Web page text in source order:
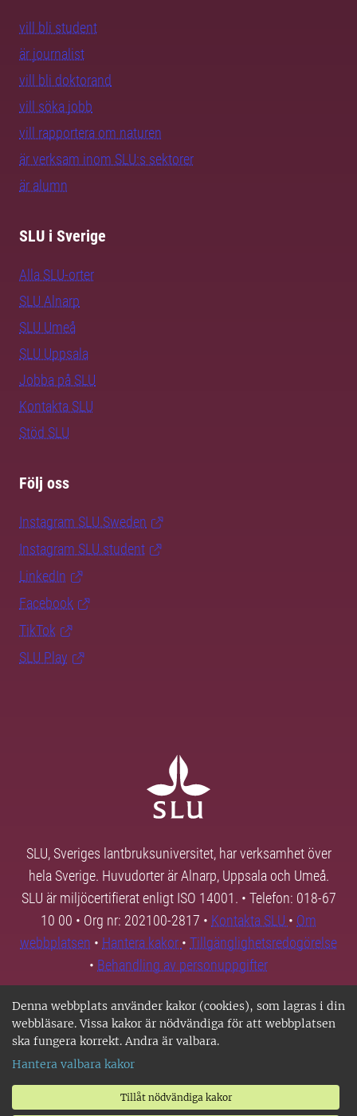
Denna webbplats använder kakor (cookies), som lagras i din
webbläsare. Vissa kakor är nödvändiga för att webbplatsen
ska fungera korrekt. Andra är valbara.
Hantera valbara kakor
Tillåt nödvändiga kakor
vill bli student
är journalist
vill bli doktorand
vill söka jobb
vill rapportera om naturen
är verksam inom SLU:s sektorer
är alumn
SLU i Sverige
Alla SLU-orter
SLU Alnarp
SLU Umeå
SLU Uppsala
Jobba på SLU
Kontakta SLU
Stöd SLU
Följ oss
Instagram SLU.Sweden
Instagram SLU.student
LinkedIn
Facebook
TikTok
SLU Play
SLU, Sveriges lantbruksuniversitet, har verksamhet över
hela Sverige. Huvudorter är Alnarp, Uppsala och Umeå.
SLU är miljöcertifierat enligt ISO 14001. • Telefon: 018-67
10 00 • Org nr: 202100-2817 • Kontakta SLU • Om
webbplatsen • Hantera kakor • Tillgänglighetsredogörelse
• Behandling av personuppgifter